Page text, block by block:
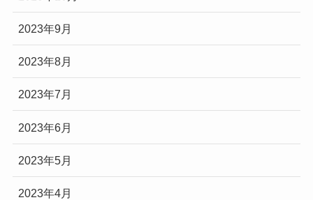
2023年9月
2023年8月
2023年7月
2023年6月
2023年5月
2023年4月